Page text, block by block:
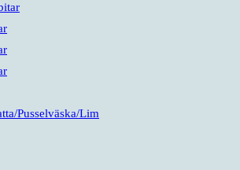
Pusselväska/Lim